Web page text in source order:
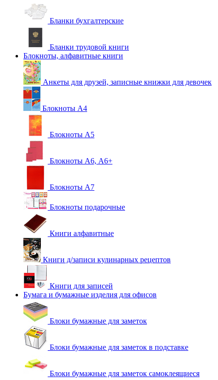
Бланки бухгалтерские
Бланки трудовой книги
Блокноты, алфавитные книги
Анкеты для друзей, записные книжки для девочек
Блокноты А4
Блокноты А5
Блокноты А6, А6+
Блокноты А7
Блокноты подарочные
Книги алфавитные
Книги д/записи кулинарных рецептов
Книги для записей
Бумага и бумажные изделия для офисов
Блоки бумажные для заметок
Блоки бумажные для заметок в подставке
Блоки бумажные для заметок самоклеящиеся